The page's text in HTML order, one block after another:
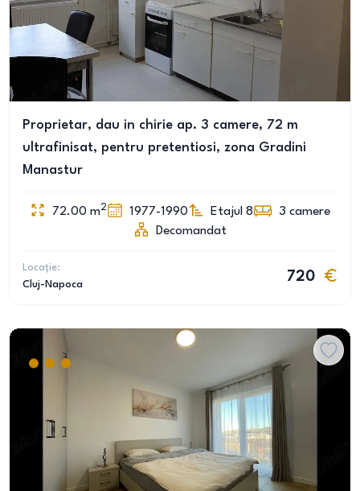
Proprietar, dau in chirie ap. 3 camere, 72 m
ultrafinisat, pentru pretentiosi, zona Gradini
Manastur
72.00 m2 1977-1990 Etajul 8 3 camere
Decomandat
Locație:
Cluj-Napoca
720